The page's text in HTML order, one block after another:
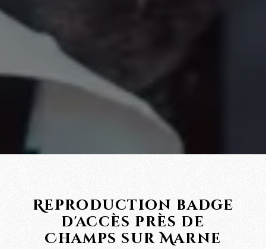
Reproduction badge
d'accès près de
Champs sur Marne